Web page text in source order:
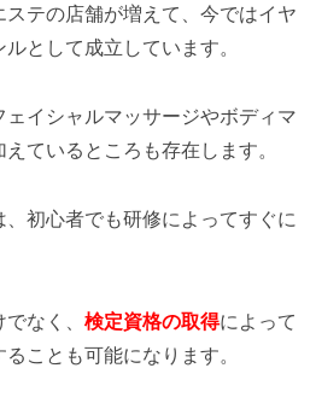
テの店舗が増えて、今ではイヤ
として成立しています。
イシャルマッサージやボディマ
ているところも存在します。
初心者でも研修によってすぐに
なく、 検定資格の取得によって
ことも可能になります。